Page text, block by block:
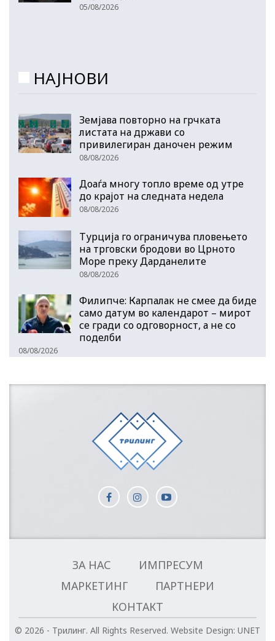
05/08/2026
НАЈНОВИ
Земјава повторно на грчката
листата на држави со
привилегиран даночен режим
08/08/2026
Доаѓа многу топло време од утре
до крајот на следната недела
08/08/2026
Турција го ограничува пловењето
на трговски бродови во Црното
Море преку Дарданелите
08/08/2026
Филипче: Карпалак не смее да биде
само датум во календарот – мирот
се гради со одговорност, а не со
поделби
08/08/2026
ЗА НАС
ИМПРЕСУМ
МАРКЕТИНГ
ПАРТНЕРИ
КОНТАКТ
© 2026 - Трилинг. All Rights Reserved. Website Design: UNET